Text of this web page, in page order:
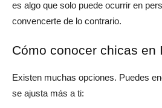
es algo que solo puede ocurrir en
convencerte de lo contrario.
Cómo conocer chicas en
Existen muchas opciones. Puedes
se ajusta más a ti: